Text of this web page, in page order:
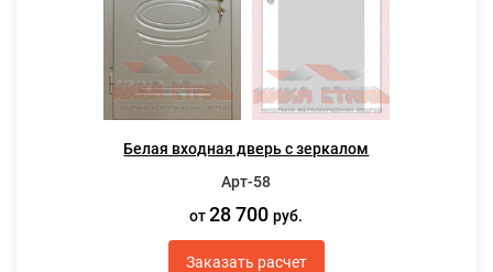
Белая входная дверь с зеркалом
Арт-58
от28 700руб.
Заказать расчет